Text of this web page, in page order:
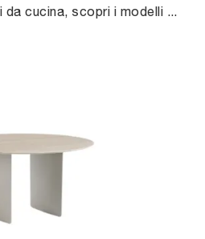
Se vuoi tavoli moderni da cucina, scopri i modelli allungabili di Midj: clicca e scopri il modello Badù Allungabile in legno.